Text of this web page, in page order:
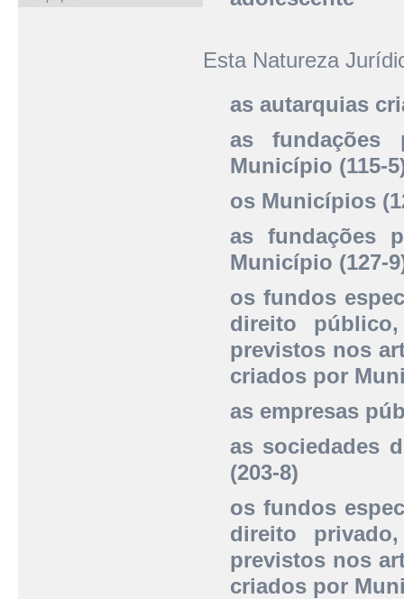
Esta Natureza
as autarquias
as fundações
Município (115-
os Municípios
as fundações
Município (127-
os fundos
direito
previstos nos
criados por
as empresas
as sociedades
(203-8)
os fundos
direito
previstos nos
criados por